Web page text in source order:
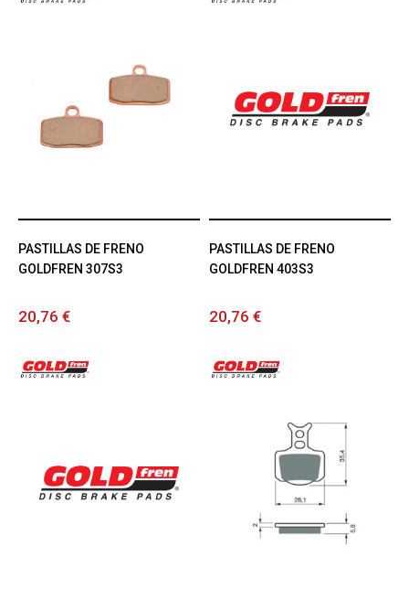
PASTILLAS DE FRENO
GOLDFREN 307S3
20,76 €
PASTILLAS DE FRENO
GOLDFREN 403S3
20,76 €